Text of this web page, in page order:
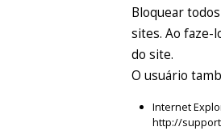
Bloquear
sites. Ao faze-
do site.
O usuário
Internet
http://